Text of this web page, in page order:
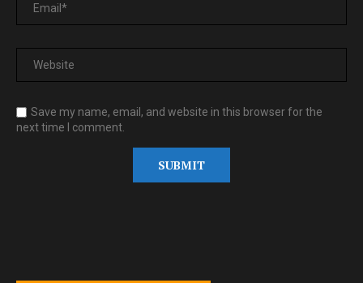
Save my name, email, and website in this browser for the
next time I comment.